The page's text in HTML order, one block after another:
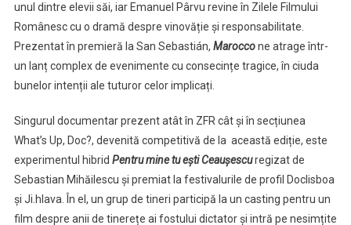
unul dintre elevii săi, iar Emanuel Pârvu revine în Zilele Filmului
Românesc cu o dramă despre vinovăție și responsabilitate.
Prezentat în premieră la San Sebastián, Maroccone atrage într-
un lanț complex de evenimente cu consecințe tragice, în ciuda
bunelor intenții ale tuturor celor implicați.
Singurul documentar prezent atât în ZFR cât și în secțiunea
What’s Up, Doc?, devenită competitivă de la această ediție, este
experimentul hibrid Pentru mine tu ești Ceaușescuregizat de
Sebastian Mihăilescu și premiat la festivalurile de profil Doclisboa
și Ji.hlava. În el, un grup de tineri participă la un casting pentru un
film despre anii de tinerețe ai fostului dictator și intră pe nesimțite